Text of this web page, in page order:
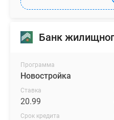
Программа
Новостройка
Ставка
20.99
Срок кредита